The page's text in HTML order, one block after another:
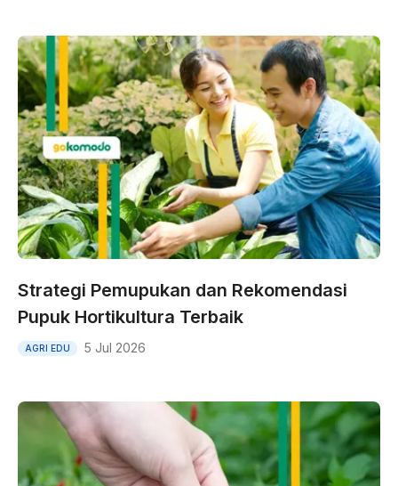
Strategi Pemupukan dan Rekomendasi
Pupuk Hortikultura Terbaik
AGRI EDU 5 Jul 2026